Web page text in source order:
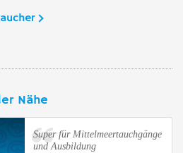
Nähe
Super für Mittelmeertauchgänge
und Ausbildung